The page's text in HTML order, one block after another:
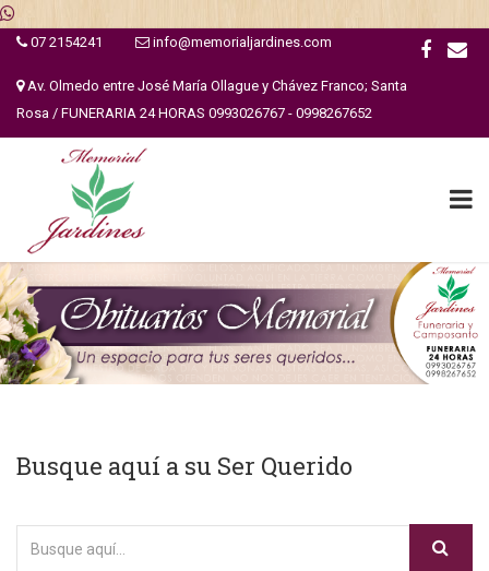
07 2154241 info@memorialjardines.com
Av. Olmedo entre José María Ollague y Chávez Franco; Santa
Rosa / FUNERARIA 24 HORAS 0993026767 - 0998267652
Busque aquí a su Ser Querido